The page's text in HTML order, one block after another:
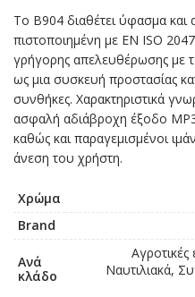
Το B904 διαθέτει ύφασμα και
πιστοποιημένη με EN ISO
γρήγορης απελευθέρωσης με
ως μια συσκευή προστασίας
συνθήκες. Χαρακτηριστικά
ασφαλή αδιάβροχη έξοδο
καθώς και παραγεμισμένοι
άνεση του χρήστη.
Χρώμα
Brand
Ανά
κλάδο
Ναυτιλιακά,